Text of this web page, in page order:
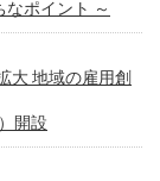
なポイント ～
大 地域の雇用創
開設